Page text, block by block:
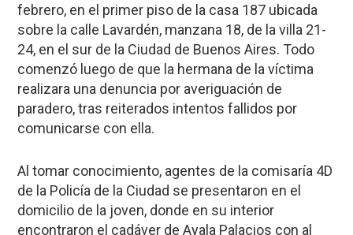
febrero, en el primer piso de la casa 187 ubicada
sobre la calle Lavardén, manzana 18, de la villa 21-
24, en el sur de la Ciudad de Buenos Aires. Todo
comenzó luego de que la hermana de la víctima
realizara una denuncia por averiguación de
paradero, tras reiterados intentos fallidos por
comunicarse con ella.
Al tomar conocimiento, agentes de la comisaría 4D
de la Policía de la Ciudad se presentaron en el
domicilio de la joven, donde en su interior
encontraron el cadáver de Ayala Palacios con al